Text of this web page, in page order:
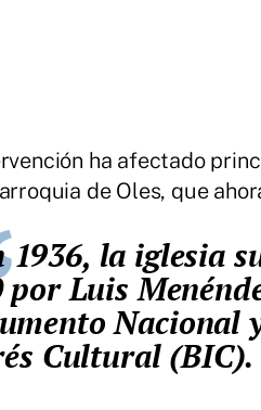
ha afectado
de Oles, que
por Luis
Nacional
Cultural (BIC).